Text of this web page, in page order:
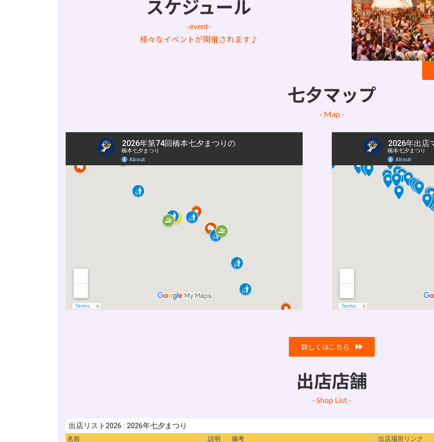
スケジュール
-event-
様々なイベントが開催されます♪
七夕マップ
- Map -
詳しくはこちら
出店店舗
- Shop List -